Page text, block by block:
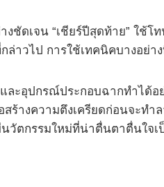
ชัดเจน “เชียร์ปีสุดท้าย” ใช้
ล่าวไป การใช้เทคนิคบางอย่
ะอุปกรณ์ประกอบฉากทำได้อ
างความตึงเครียดก่อนจะทำ
วัตกรรมใหม่ที่น่าตื่นตาตื่นใจเ